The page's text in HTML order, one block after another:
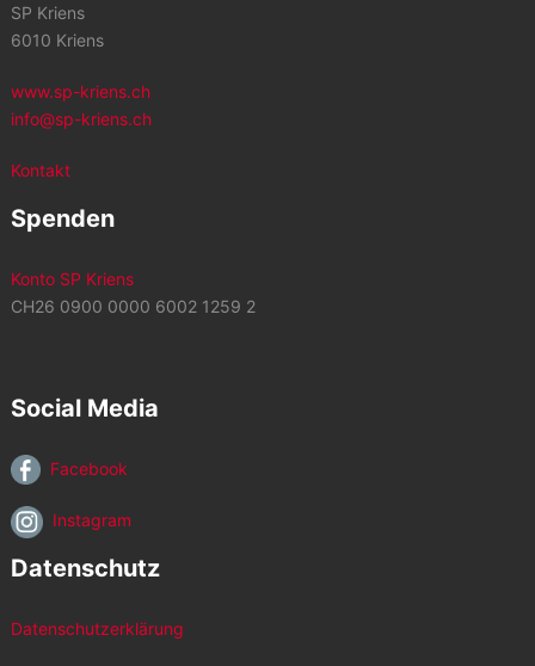
SP Kriens
6010 Kriens
www.sp-kriens.ch
info@sp-kriens.ch
Kontakt
Spenden
Konto SP Kriens
CH26 0900 0000 6002 1259 2
Social Media
Facebook
Instagram
Datenschutz
Datenschutzerklärung